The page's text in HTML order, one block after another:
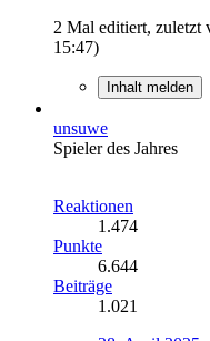
2 Mal editiert, zuletzt
15:47)
Inhalt melden
unsuwe
Spieler des Jahres
Reaktionen
1.474
Punkte
6.644
Beiträge
1.021